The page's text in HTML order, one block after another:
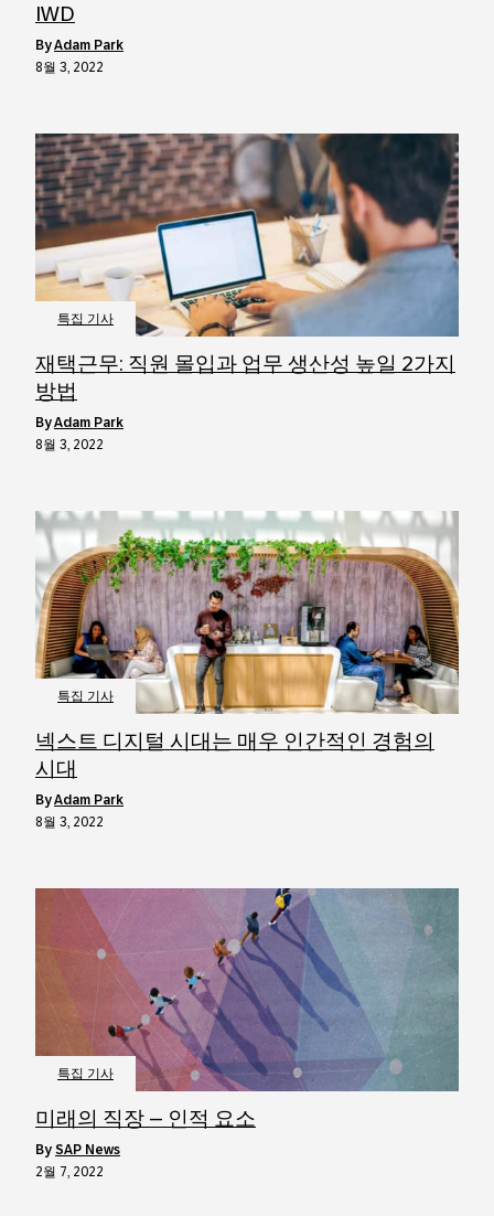
IWD
byAdam Park
8월 3, 2022
특집 기사
재택근무: 직원 몰입과 업무 생산성 높일 2가지
방법
byAdam Park
8월 3, 2022
특집 기사
넥스트 디지털 시대는 매우 인간적인 경험의
시대
byAdam Park
8월 3, 2022
특집 기사
미래의 직장 – 인적 요소
by SAP News
2월 7, 2022